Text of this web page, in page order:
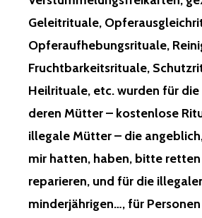
Geleitrituale,
Opferaufhebungsrituale,
Fruchtbarkeitsrituale,
Heilrituale, etc. wurden für
deren Mütter – kostenlose
illegale Mütter – die
mir hatten, haben, bitte
reparieren, und für die
minderjährigen…, für